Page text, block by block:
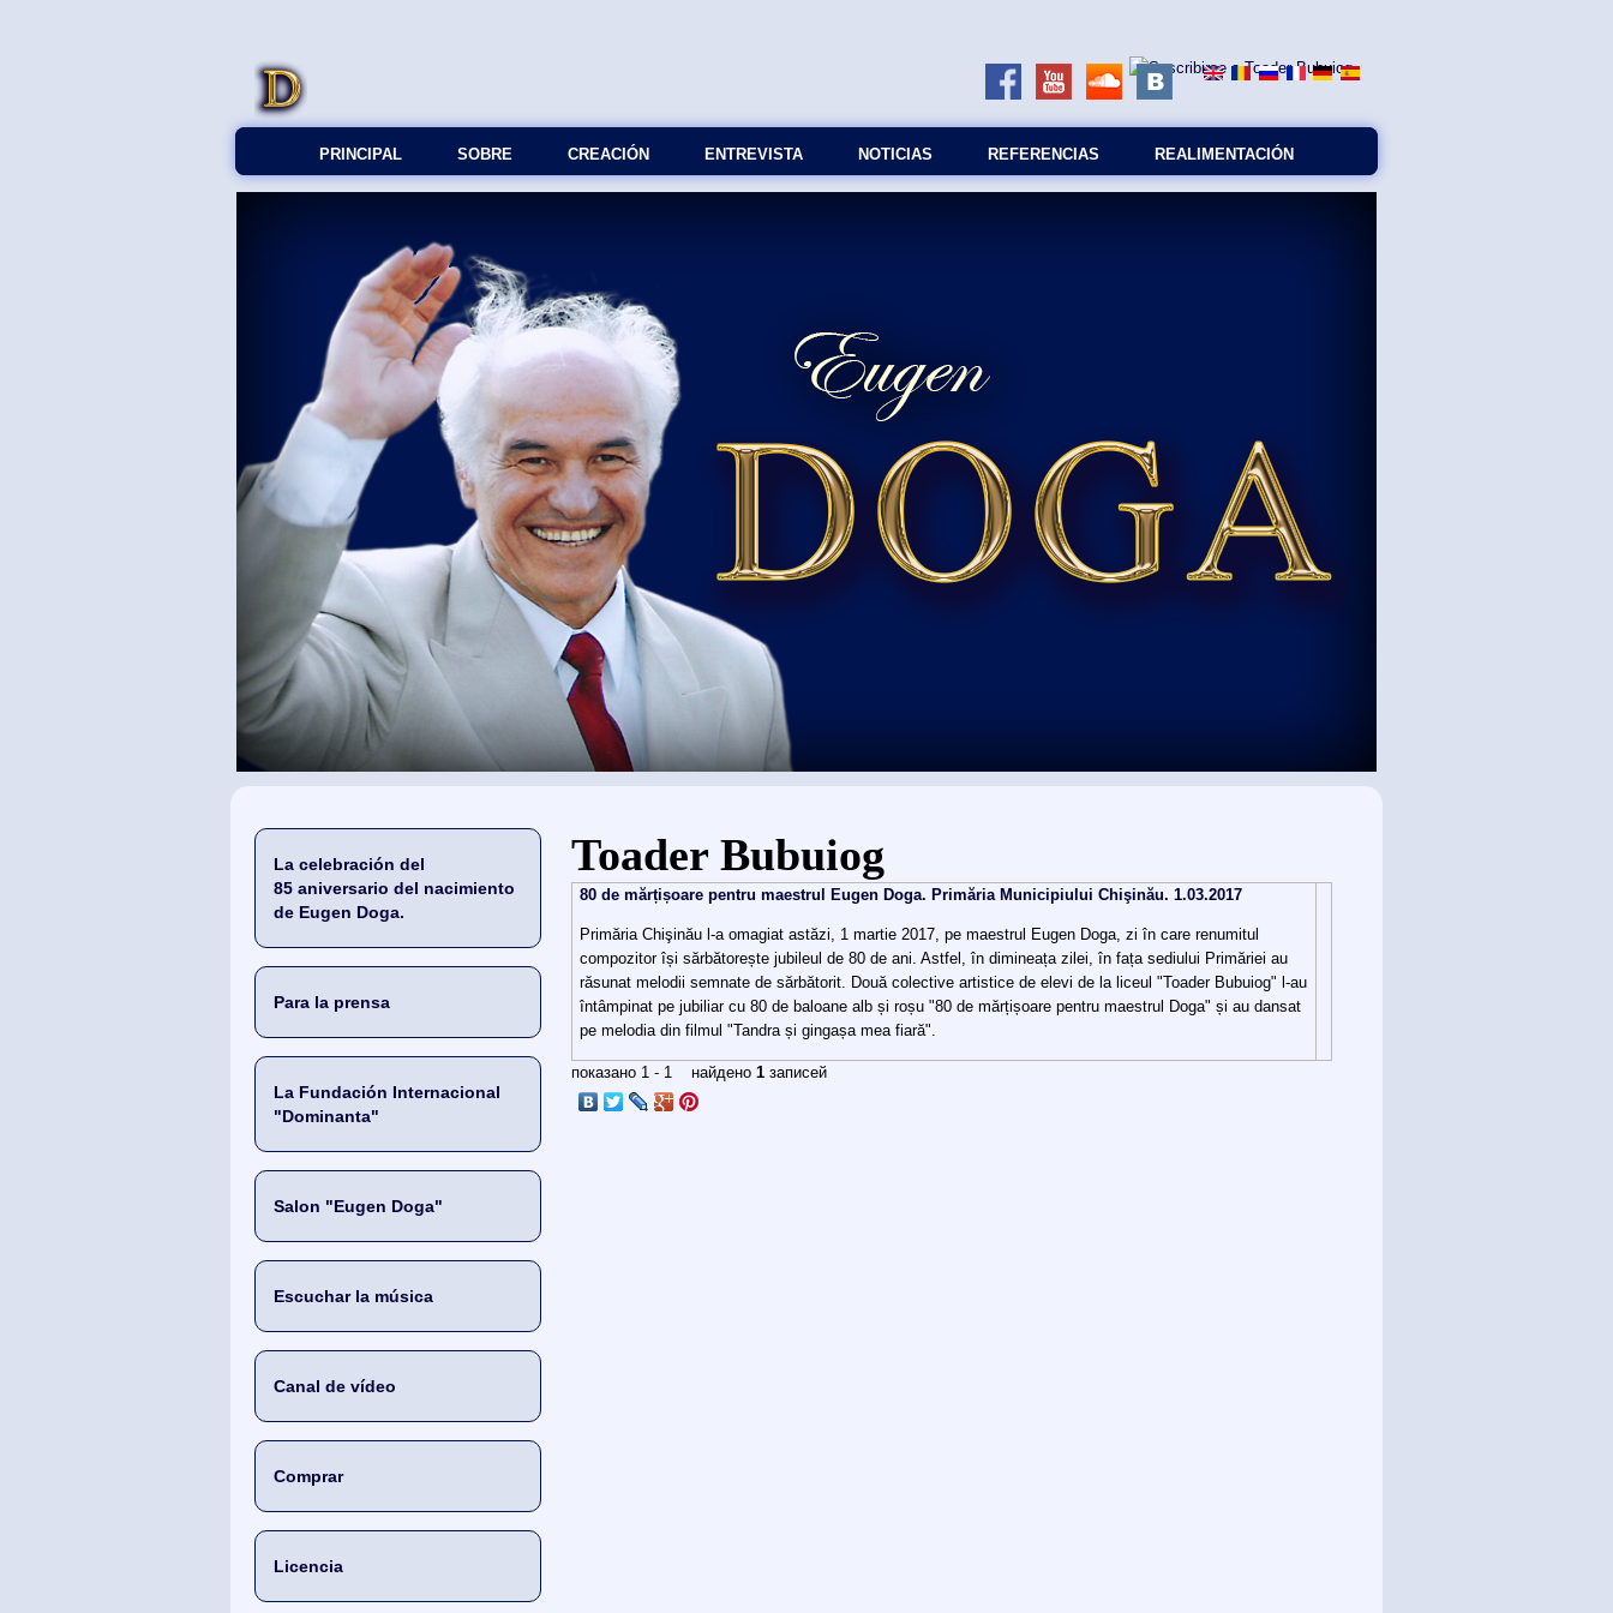
PRINCIPAL SOBRE СREACIÓN ENTREVISTA NOTICIAS REFERENCIAS REALIMENTACIÓN
La celebración del
85 aniversario del nacimiento
de Eugen Doga.
Para la prensa
La Fundación Internacional
"Dominanta"
Salon "Eugen Doga"
Escuchar la música
Canal de vídeo
Comprar
Licencia
Usted está aquí
Toader Bubuiog
80 de mărțișoare pentru maestrul Eugen Doga. Primăria Municipiului Chişinău. 1.03.2017
Primăria Chişinău l-a omagiat astăzi, 1 martie 2017, pe maestrul Eugen Doga, zi în care renumitul
compozitor își sărbătorește jubileul de 80 de ani. Astfel, în dimineața zilei, în fața sediului Primăriei au
răsunat melodii semnate de sărbătorit. Două colective artistice de elevi de la liceul "Toader Bubuiog" l-au
întâmpinat pe jubiliar cu 80 de baloane alb și roșu "80 de mărțișoare pentru maestrul Doga" și au dansat
pe melodia din filmul "Tandra și gingașa mea fiară".
показано 1 - 1 найдено1 записей